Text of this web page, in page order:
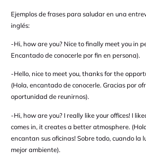
Ejemplos de frases para saludar en una
inglés:
-Hi, how are you? Nice to finally meet you in
Encantado de conocerle por fin en persona).
-Hello, nice to meet you, thanks for the
(Hola, encantado de conocerle. Gracias por
oportunidad de reunirnos).
-Hi, how are you? I really like your offices! I
comes in, it creates a better atmosphere.
encantan sus oficinas! Sobre todo, cuando la
mejor ambiente).